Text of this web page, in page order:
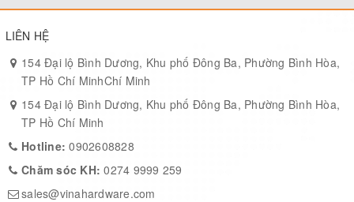
LIÊN HỆ
154 Đại lộ Bình Dương, Khu phố Đông Ba, Phường Bình Hòa,
TP Hồ Chí MinhChí Minh
154 Đại lộ Bình Dương, Khu phố Đông Ba, Phường Bình Hòa,
TP Hồ Chí Minh
Hotline:0902608828
Chăm sóc KH:0274 9999 259
sales@vinahardware.com